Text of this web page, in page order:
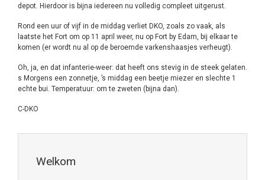
depot. Hierdoor is bijna iedereen nu volledig compleet uitgerust.
Rond een uur of vijf in de middag verliet DKO, zoals zo vaak, als
laatste het Fort om op 11 april weer, nu op Fort by Edam, bij elkaar te
komen (er wordt nu al op de beroemde varkenshaasjes verheugt).
Oh, ja, en dat infanterie-weer: dat heeft ons stevig in de steek gelaten.
s Morgens een zonnetje, ’s middag een beetje miezer en slechte 1
echte bui. Temperatuur: om te zweten (bijna dan).
C-DKO
Welkom